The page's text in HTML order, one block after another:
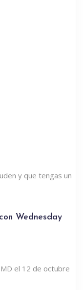
y que tengas un
Wednesday
el 12 de octubre